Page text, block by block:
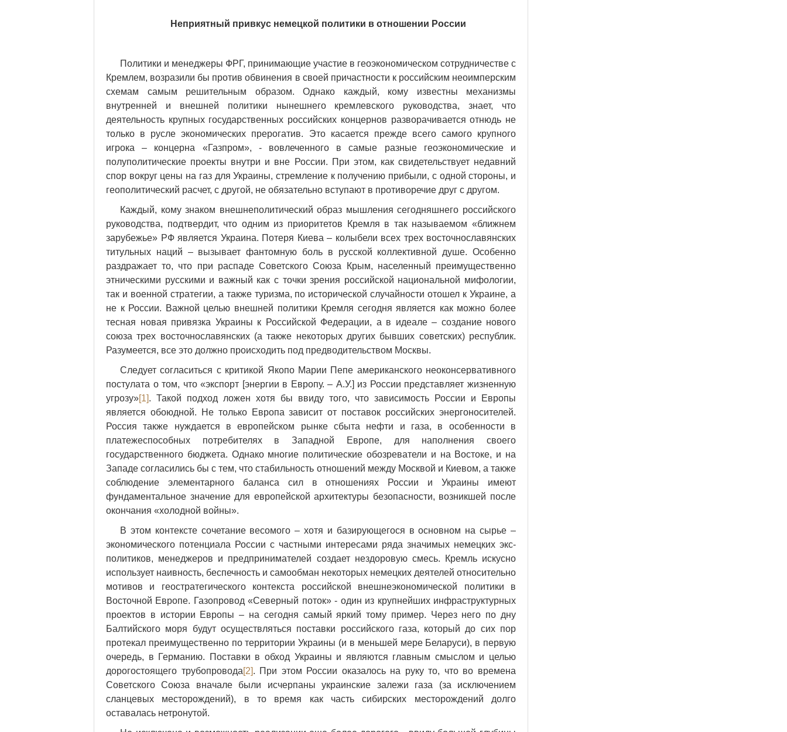
Неприятный привкус немецкой политики в отношении России
Политики и менеджеры ФРГ, принимающие участие в геоэкономическом сотрудничестве с
Кремлем, возразили бы против обвинения в своей причастности к российским неоимперским
схемам самым решительным образом. Однако каждый, кому известны механизмы
внутренней и внешней политики нынешнего кремлевского руководства, знает, что
деятельность крупных государственных российских концернов разворачивается отнюдь не
только в русле экономических прерогатив. Это касается прежде всего самого крупного
игрока – концерна «Газпром», - вовлеченного в самые разные геоэкономические и
полуполитические проекты внутри и вне России. При этом, как свидетельствует недавний
спор вокруг цены на газ для Украины, стремление к получению прибыли, с одной стороны, и
геополитический расчет, с другой, не обязательно вступают в противоречие друг с другом.
Каждый, кому знаком внешнеполитический образ мышления сегодняшнего российского
руководства, подтвердит, что одним из приоритетов Кремля в так называемом «ближнем
зарубежье» РФ является Украина. Потеря Киева – колыбели всех трех восточнославянских
титульных наций – вызывает фантомную боль в русской коллективной душе. Особенно
раздражает то, что при распаде Советского Союза Крым, населенный преимущественно
этническими русскими и важный как с точки зрения российской национальной мифологии,
так и военной стратегии, а также туризма, по исторической случайности отошел к Украине, а
не к России. Важной целью внешней политики Кремля сегодня является как можно более
тесная новая привязка Украины к Российской Федерации, а в идеале – создание нового
союза трех восточнославянских (а также некоторых других бывших советских) республик.
Разумеется, все это должно происходить под предводительством Москвы.
Следует согласиться с критикой Якопо Марии Пепе американского неоконсервативного
постулата о том, что «экспорт [энергии в Европу. – А.У.] из России представляет жизненную
угрозу»[1]. Такой подход ложен хотя бы ввиду того, что зависимость России и Европы
является обоюдной. Не только Европа зависит от поставок российских энергоносителей.
Россия также нуждается в европейском рынке сбыта нефти и газа, в особенности в
платежеспособных потребителях в Западной Европе, для наполнения своего
государственного бюджета. Однако многие политические обозреватели и на Востоке, и на
Западе согласились бы с тем, что стабильность отношений между Москвой и Киевом, а также
соблюдение элементарного баланса сил в отношениях России и Украины имеют
фундаментальное значение для европейской архитектуры безопасности, возникшей после
окончания «холодной войны».
В этом контексте сочетание весомого – хотя и базирующегося в основном на сырье –
экономического потенциала России с частными интересами ряда значимых немецких экс-
политиков, менеджеров и предпринимателей создает нездоровую смесь. Кремль искусно
использует наивность, беспечность и самообман некоторых немецких деятелей относительно
мотивов и геостратегического контекста российской внешнеэкономической политики в
Восточной Европе. Газопровод «Северный поток» - один из крупнейших инфраструктурных
проектов в истории Европы – на сегодня самый яркий тому пример. Через него по дну
Балтийского моря будут осуществляться поставки российского газа, который до сих пор
протекал преимущественно по территории Украины (и в меньшей мере Беларуси), в первую
очередь, в Германию. Поставки в обход Украины и являются главным смыслом и целью
дорогостоящего трубопровода[2]. При этом России оказалось на руку то, что во времена
Советского Союза вначале были исчерпаны украинские залежи газа (за исключением
сланцевых месторождений), в то время как часть сибирских месторождений долго
оставалась нетронутой.